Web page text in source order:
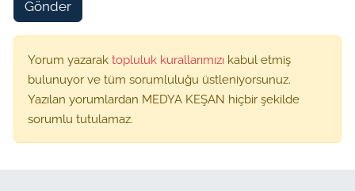
Gönder
Yorum yazarak topluluk kurallarımızı kabul etmiş
bulunuyor ve tüm sorumluluğu üstleniyorsunuz.
Yazılan yorumlardan MEDYA KEŞAN hiçbir şekilde
sorumlu tutulamaz.